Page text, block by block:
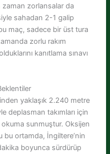
zaman zorlansalar da
sahadan 2-1 galip
maç, sadece bir üst tura
zorlu rakım
kanıtlama sınavı
yaklaşık 2.240 metre
deplasman takımları için
sunmuştur. Oksijen
ortamda, İngiltere’nin
boyunca sürdürüp